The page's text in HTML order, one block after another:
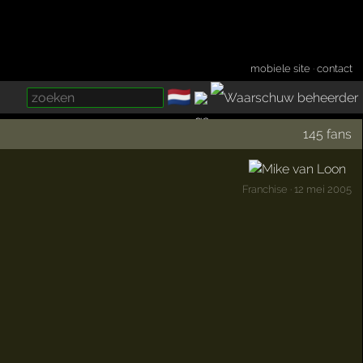
mobiele site ·contact
🇳🇱
145 fans
Franchise · 12 mei 2005